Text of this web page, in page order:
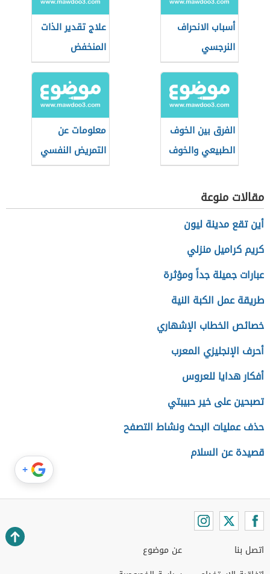
أسباب الانحراف
النرجسي
علاج تقدير الذات
المنخفض
الفرق بين الخوف
الطبيعي والخوف
المرضي
معلومات عن
التمريض النفسي
(تمريض الصحة
مقالات منوعة
أين تقع مدينة ليون
كريم كراميل منزلي
عبارات جميلة جداً ومؤثرة
طريقة عمل الكبة النية
خصائص الخطاب الإشهاري
أحرف الإنجليزي المعرب
أفكار هدايا للعروس
تصبحين على خير حبيبتي
حذف عمليات البحث ونشاط التصفح
قصيدة عن السلام
اتصل بنا
عن موضوع
+